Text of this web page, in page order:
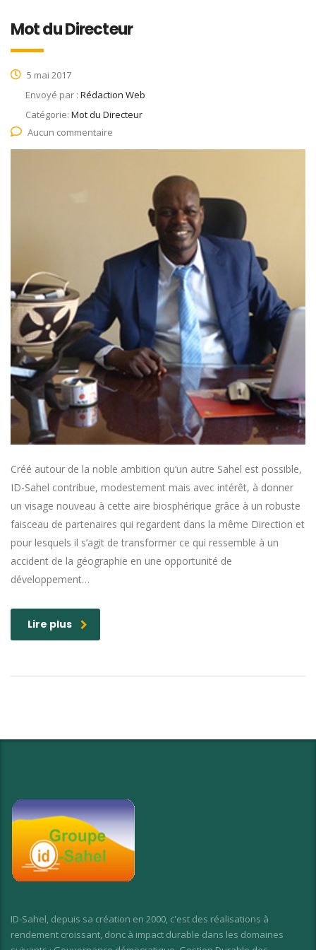
Mot du Directeur
5 mai 2017
Envoyé par : Rédaction Web
Catégorie: Mot du Directeur
Aucun commentaire
Créé autour de la noble ambition qu’un autre Sahel est possible,
ID-Sahel contribue, modestement mais avec intérêt, à donner
un visage nouveau à cette aire biosphérique grâce à un robuste
faisceau de partenaires qui regardent dans la même Direction et
pour lesquels il s’agit de transformer ce qui ressemble à un
accident de la géographie en une opportunité de
développement…
Lire plus
ID-Sahel, depuis sa création en 2000, c'est des réalisations à
rendement croissant, donc à impact durable dans les domaines